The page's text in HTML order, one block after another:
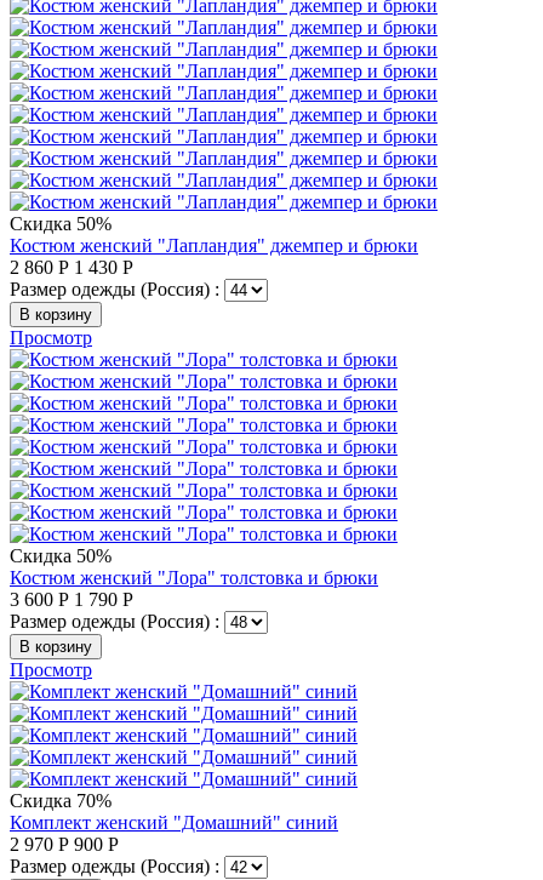
Скидка 50%
Костюм женский "Лапландия" джемпер и брюки
2 860 Р 1 430 Р
Размер одежды (Россия) :
В корзину
Просмотр
Скидка 50%
Костюм женский "Лора" толстовка и брюки
3 600 Р 1 790 Р
Размер одежды (Россия) :
В корзину
Просмотр
Скидка 70%
Комплект женский "Домашний" синий
2 970 Р 900 Р
Размер одежды (Россия) :